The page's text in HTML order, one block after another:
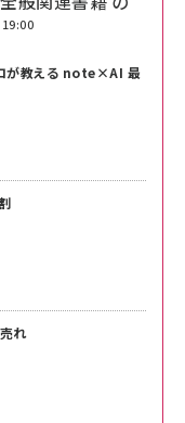
が教える note×AI 最
れ